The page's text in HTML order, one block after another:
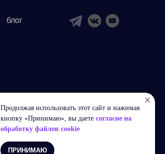
Продолжая использовать этот сайт и нажимая
кнопку «Принимаю», вы даете согласие на
обработку файлов cookie
ПРИНИМАЮ
блог